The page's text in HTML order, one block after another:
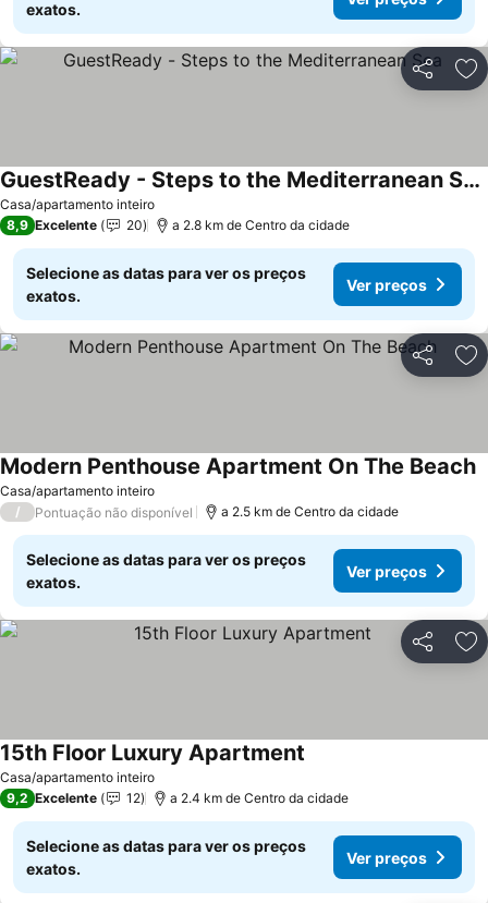
exatos.
Partilhar
Casa/apartamento inteiro
GuestReady - Steps to the Mediterranean Sea
8,9 Excelente 20 a 2.8 km de Centro da cidade
Selecione as datas para ver os preços
exatos.
Ver preços
Partilhar
Casa/apartamento inteiro
Modern Penthouse Apartment On The Beach
/ Pontuação não disponível a 2.5 km de Centro da cidade
Selecione as datas para ver os preços
exatos.
Ver preços
Partilhar
Casa/apartamento inteiro
15th Floor Luxury Apartment
9,2 Excelente 12 a 2.4 km de Centro da cidade
Selecione as datas para ver os preços
exatos.
Ver preços